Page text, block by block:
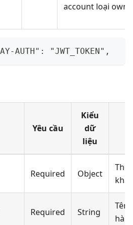
account loại
AUTH":
Yêu cầu
Kiểu
dữ
liệu
Required Object
Required String
Tên